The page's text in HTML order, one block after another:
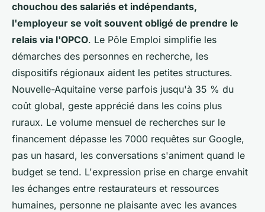
chouchou des salariés et indépendants,
l'employeur se voit souvent obligé de prendre le
relais via l'OPCO. Le Pôle Emploi simplifie les
démarches des personnes en recherche, les
dispositifs régionaux aident les petites structures.
Nouvelle-Aquitaine verse parfois jusqu'à 35 % du
coût global, geste apprécié dans les coins plus
ruraux. Le volume mensuel de recherches sur le
financement dépasse les 7000 requêtes sur Google,
pas un hasard, les conversations s'animent quand le
budget se tend. L'expression prise en charge envahit
les échanges entre restaurateurs et ressources
humaines, personne ne plaisante avec les avances